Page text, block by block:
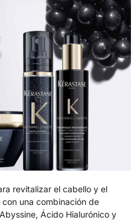
revitalizar el cabello y el
una combinación de
Ácido Hialurónico y